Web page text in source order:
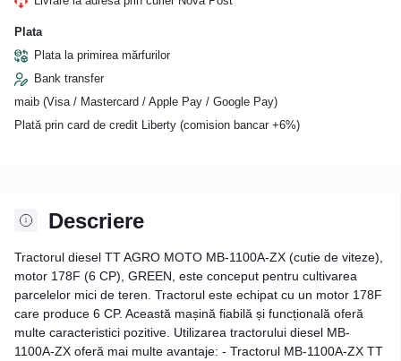
Plata
Plata la primirea mărfurilor
Bank transfer
maib (Visa / Mastercard / Apple Pay / Google Pay)
Plată prin card de credit Liberty (comision bancar +6%)
Descriere
Tractorul diesel TT AGRO MOTO MB-1100A-ZX (cutie de viteze),
motor 178F (6 CP), GREEN, este conceput pentru cultivarea
parcelelor mici de teren. Tractorul este echipat cu un motor 178F
care produce 6 CP. Această mașină fiabilă și funcțională oferă
multe caracteristici pozitive. Utilizarea tractorului diesel MB-
1100A-ZX oferă mai multe avantaje: - Tractorul MB-1100A-ZX TT